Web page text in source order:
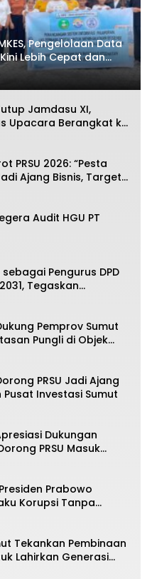
Pengelolaan Data
Lebih Cepat dan
Jamdasu XI,
Upacara Berangkat ke
PRSU 2026: “Pesta
Ajang Bisnis, Target
Tinggal Slogan”
Audit HGU PT
Pengurus DPD
Tegaskan
Toleransi dan
Pemprov Sumut
Pungli di Objek
PRSU Jadi Ajang
Investasi Sumut
Dukungan
PRSU Masuk
Prabowo
Korupsi Tanpa
Tekankan Pembinaan
Lahirkan Generasi